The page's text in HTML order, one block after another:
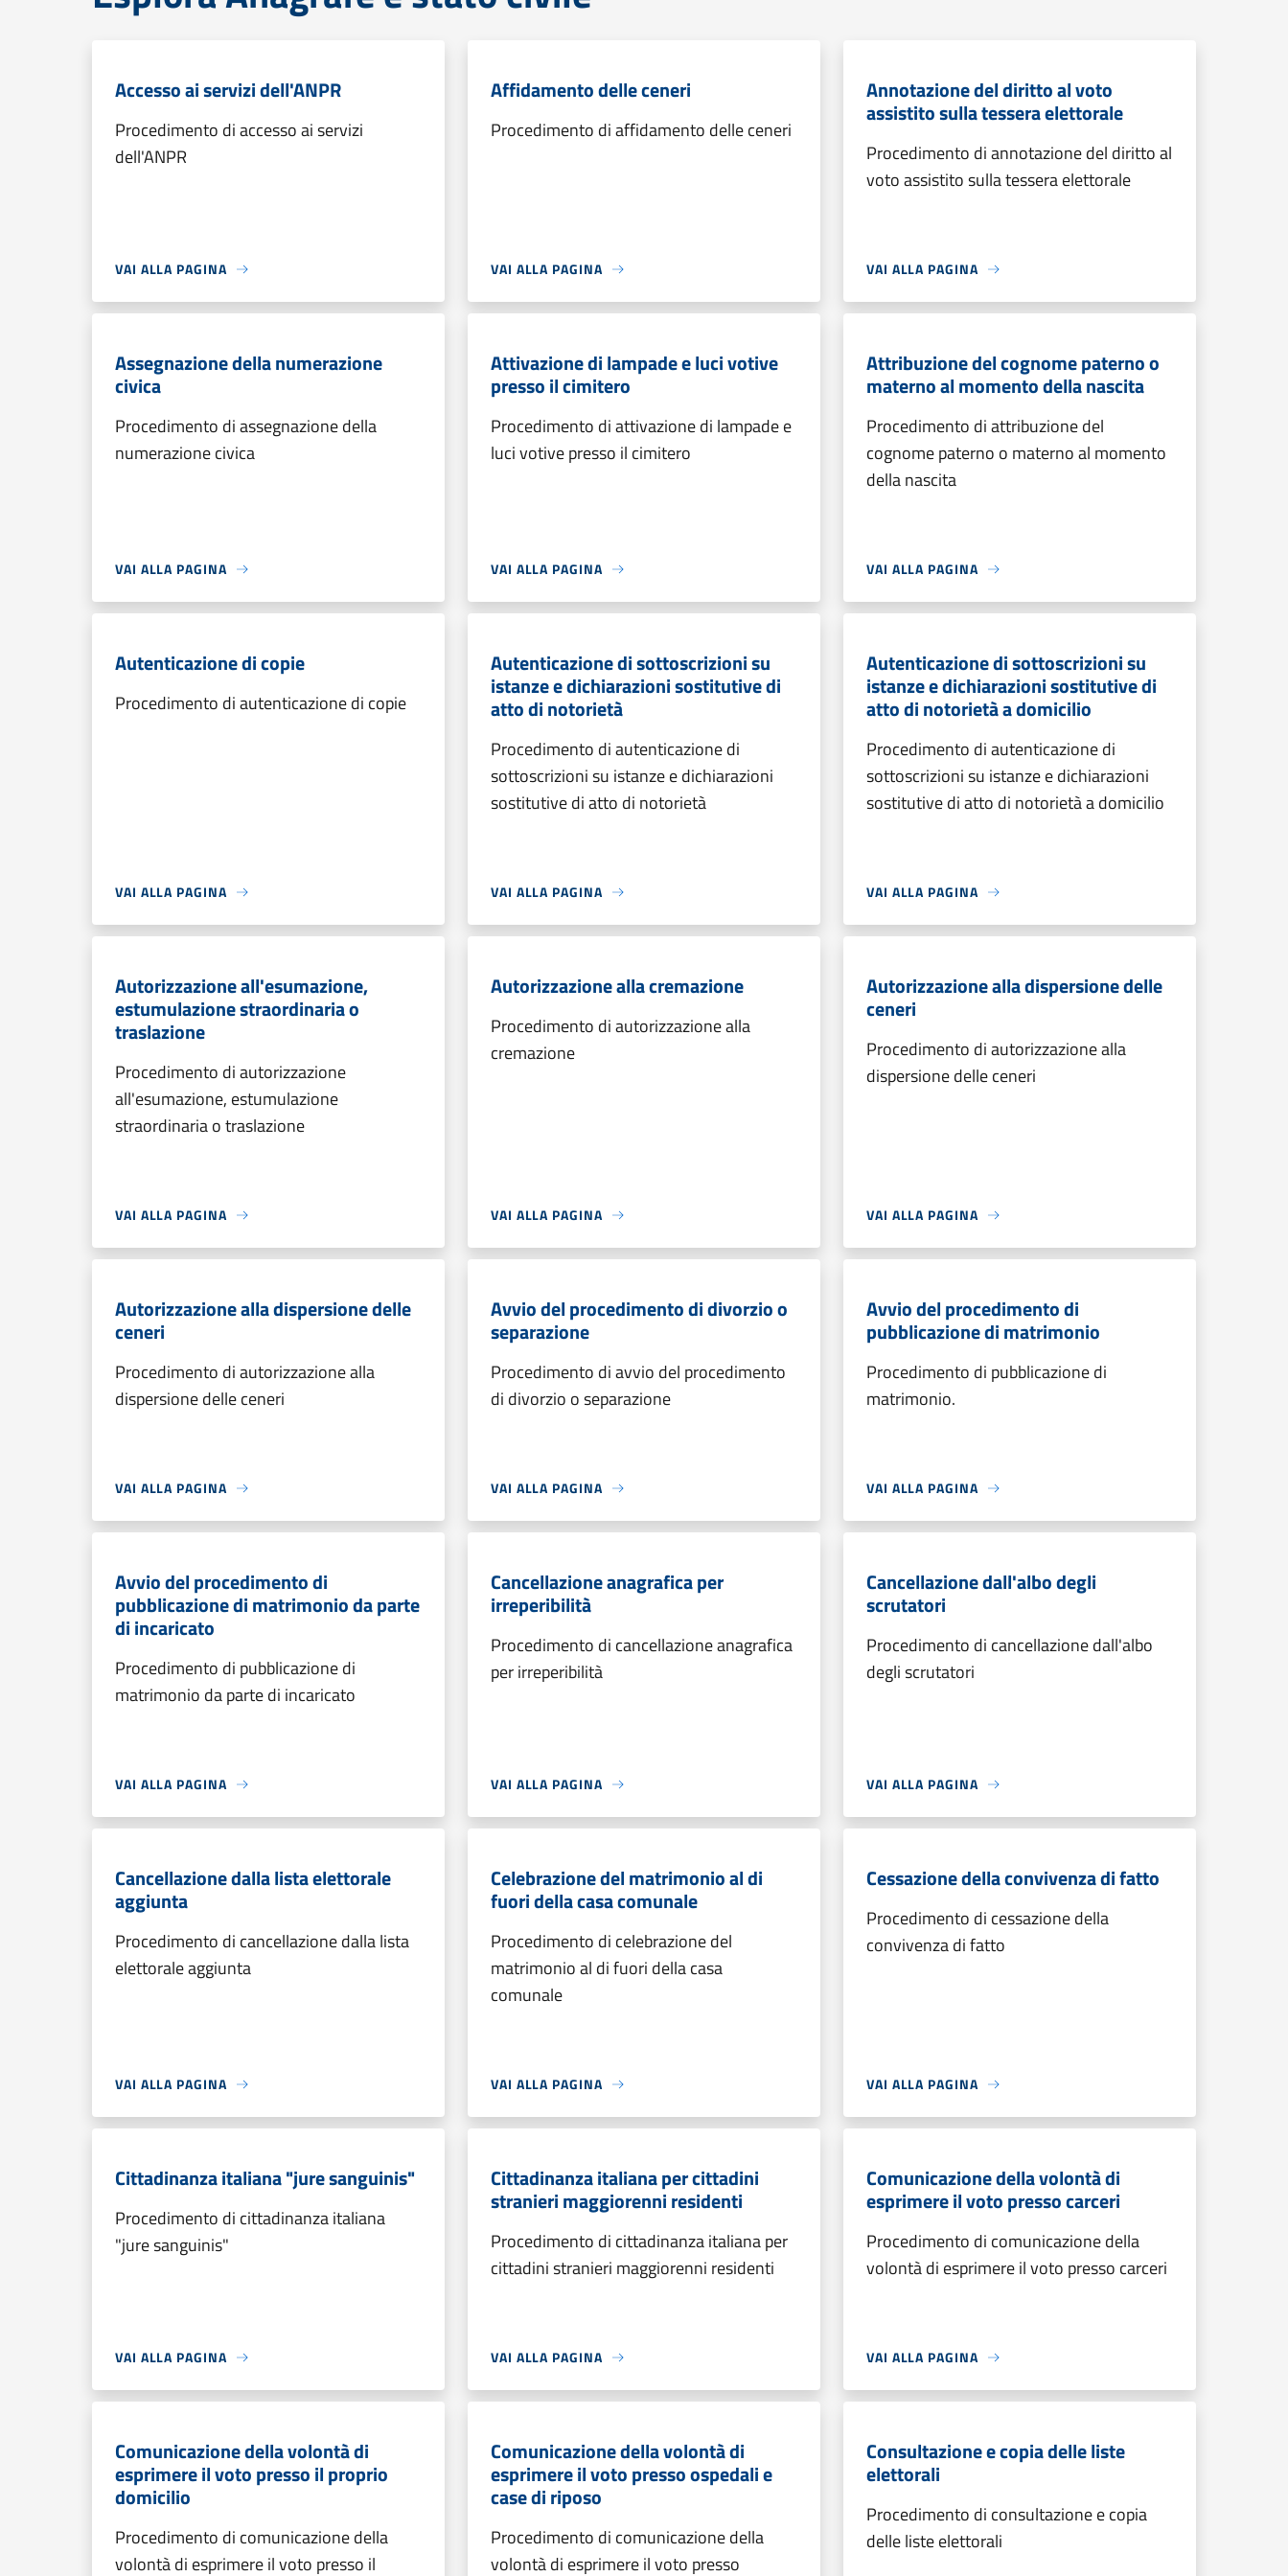
Accesso ai servizi dell'ANPR
Procedimento di accesso ai servizi
dell'ANPR
VAI ALLA PAGINA
Affidamento delle ceneri
Procedimento di affidamento delle ceneri
VAI ALLA PAGINA
Annotazione del diritto al voto
assistito sulla tessera elettorale
Procedimento di annotazione del diritto al
voto assistito sulla tessera elettorale
VAI ALLA PAGINA
Assegnazione della numerazione
civica
Procedimento di assegnazione della
numerazione civica
VAI ALLA PAGINA
Attivazione di lampade e luci votive
presso il cimitero
Procedimento di attivazione di lampade e
luci votive presso il cimitero
VAI ALLA PAGINA
Attribuzione del cognome paterno o
materno al momento della nascita
Procedimento di attribuzione del
cognome paterno o materno al momento
della nascita
VAI ALLA PAGINA
Autenticazione di copie
Procedimento di autenticazione di copie
VAI ALLA PAGINA
Autenticazione di sottoscrizioni su
istanze e dichiarazioni sostitutive di
atto di notorietà
Procedimento di autenticazione di
sottoscrizioni su istanze e dichiarazioni
sostitutive di atto di notorietà
VAI ALLA PAGINA
Autenticazione di sottoscrizioni su
istanze e dichiarazioni sostitutive di
atto di notorietà a domicilio
Procedimento di autenticazione di
sottoscrizioni su istanze e dichiarazioni
sostitutive di atto di notorietà a domicilio
VAI ALLA PAGINA
Autorizzazione all'esumazione,
estumulazione straordinaria o
traslazione
Procedimento di autorizzazione
all'esumazione, estumulazione
straordinaria o traslazione
VAI ALLA PAGINA
Autorizzazione alla cremazione
Procedimento di autorizzazione alla
cremazione
VAI ALLA PAGINA
Autorizzazione alla dispersione delle
ceneri
Procedimento di autorizzazione alla
dispersione delle ceneri
VAI ALLA PAGINA
Autorizzazione alla dispersione delle
ceneri
Procedimento di autorizzazione alla
dispersione delle ceneri
VAI ALLA PAGINA
Avvio del procedimento di divorzio o
separazione
Procedimento di avvio del procedimento
di divorzio o separazione
VAI ALLA PAGINA
Avvio del procedimento di
pubblicazione di matrimonio
Procedimento di pubblicazione di
matrimonio.
VAI ALLA PAGINA
Avvio del procedimento di
pubblicazione di matrimonio da parte
di incaricato
Procedimento di pubblicazione di
matrimonio da parte di incaricato
VAI ALLA PAGINA
Cancellazione anagrafica per
irreperibilità
Procedimento di cancellazione anagrafica
per irreperibilità
VAI ALLA PAGINA
Cancellazione dall'albo degli
scrutatori
Procedimento di cancellazione dall'albo
degli scrutatori
VAI ALLA PAGINA
Cancellazione dalla lista elettorale
aggiunta
Procedimento di cancellazione dalla lista
elettorale aggiunta
VAI ALLA PAGINA
Celebrazione del matrimonio al di
fuori della casa comunale
Procedimento di celebrazione del
matrimonio al di fuori della casa
comunale
VAI ALLA PAGINA
Cessazione della convivenza di fatto
Procedimento di cessazione della
convivenza di fatto
VAI ALLA PAGINA
Cittadinanza italiana "jure sanguinis"
Procedimento di cittadinanza italiana
"jure sanguinis"
VAI ALLA PAGINA
Cittadinanza italiana per cittadini
stranieri maggiorenni residenti
Procedimento di cittadinanza italiana per
cittadini stranieri maggiorenni residenti
VAI ALLA PAGINA
Comunicazione della volontà di
esprimere il voto presso carceri
Procedimento di comunicazione della
volontà di esprimere il voto presso carceri
VAI ALLA PAGINA
Comunicazione della volontà di
esprimere il voto presso il proprio
domicilio
Procedimento di comunicazione della
volontà di esprimere il voto presso il
Comunicazione della volontà di
esprimere il voto presso ospedali e
case di riposo
Procedimento di comunicazione della
volontà di esprimere il voto presso
Consultazione e copia delle liste
elettorali
Procedimento di consultazione e copia
delle liste elettorali